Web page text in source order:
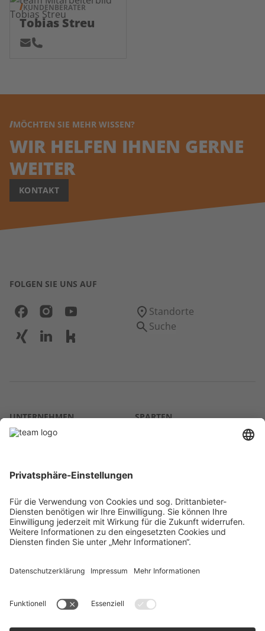
KUNDENBERATER
Tobias Streu
MÖCHTEN SIE MEHR WISSEN?
WIR HELFEN IHNEN GERNE
WEITER
KONTAKT
FOLGEN SIE UNS AUF
Standorte
Suche
UNTERNEHMEN
Über uns
Karriere
Kontakt
SPARTEN
RECHTLICHES
Lieferkette